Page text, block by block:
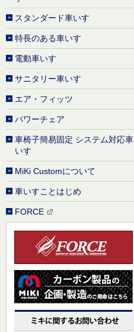
スタンダード車いす
特長のある車いす
電動車いす
サニタリー車いす
エア・フィッツ
パワーチェア
車椅子簡易固定 システム対応車
いす
MiKi Customについて
車いすことはじめ
FORCE